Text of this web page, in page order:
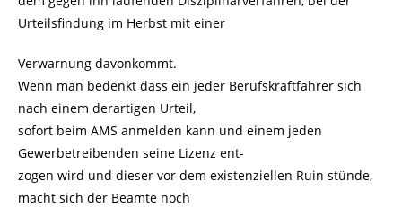
Urteilsfindung im Herbst mit einer
Verwarnung davonkommt.
Wenn man bedenkt dass ein jeder Berufskraftfahrer sich
nach einem derartigen Urteil,
sofort beim AMS anmelden kann und einem jeden
Gewerbetreibenden seine Lizenz ent-
zogen wird und dieser vor dem existenziellen Ruin stünde,
macht sich der Beamte noch